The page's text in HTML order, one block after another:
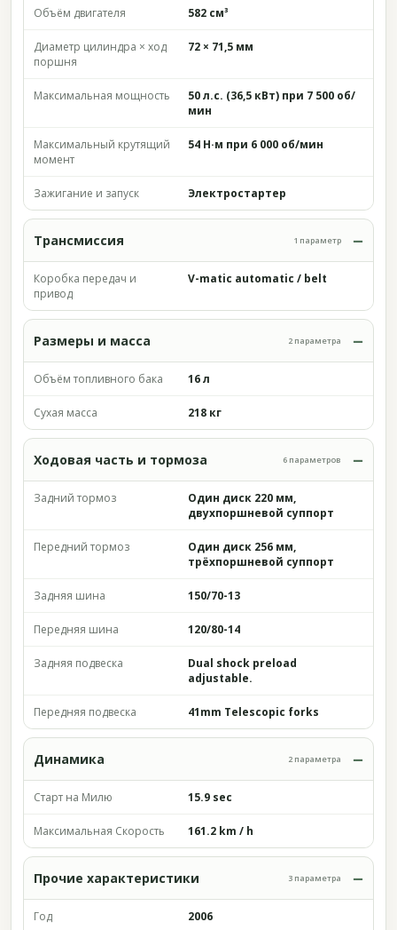
Объём двигателя 582 см³
Диаметр цилиндра × ход
поршня
72 × 71,5 мм
Максимальная мощность
50 л.с. (36,5 кВт) при 7 500 об/
мин
Максимальный крутящий
момент
54 Н·м при 6 000 об/мин
Зажигание и запуск Электростартер
Трансмиссия 1 параметр
Коробка передач и
привод
V-matic automatic / belt
Размеры и масса 2 параметра
Объём топливного бака 16 л
Сухая масса 218 кг
Ходовая часть и тормоза 6 параметров
Задний тормоз
Один диск 220 мм,
двухпоршневой суппорт
Передний тормоз
Один диск 256 мм,
трёхпоршневой суппорт
Задняя шина 150/70-13
Передняя шина 120/80-14
Задняя подвеска
Dual shock preload
adjustable.
Передняя подвеска 41mm Telescopic forks
Динамика 2 параметра
Старт на Милю 15.9 sec
Максимальная Скорость 161.2 km / h
Прочие характеристики 3 параметра
Год 2006